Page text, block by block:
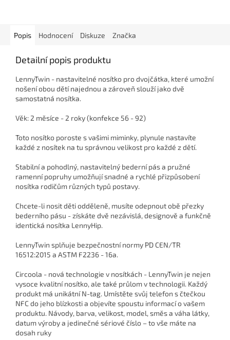
Popis Hodnocení Diskuze Značka
Detailní popis produktu
LennyTwin - nastavitelné nosítko pro dvojčátka, které umožní
nošení obou dětí najednou a zároveň slouží jako dvě
samostatná nosítka.
Věk: 2 měsíce - 2 roky (konfekce 56 - 92)
Toto nosítko poroste s vašimi miminky, plynule nastavíte
každé z nosítek na tu správnou velikost pro každé z dětí.
Stabilní a pohodlný, nastavitelný bederní pás a pružné
ramenní popruhy umožňují snadné a rychlé přizpůsobení
nosítka rodičům různých typů postavy.
Chcete-li nosit děti odděleně, musíte odepnout obě přezky
bederního pásu - získáte dvě nezávislá, designově a funkčně
identická nosítka LennyHip.
LennyTwin splňuje bezpečnostní normy PD CEN/TR
16512:2015 a ASTM F2236 - 16a.
Circoola - nová technologie v nosítkách - LennyTwin je nejen
vysoce kvalitní nosítko, ale také průlom v technologii. Každý
produkt má unikátní N-tag. Umístěte svůj telefon s čtečkou
NFC do jeho blízkosti a objevíte spoustu informací o vašem
produktu. Návody, barva, velikost, model, směs a váha látky,
datum výroby a jedinečné sériové číslo – to vše máte na
dosah ruky